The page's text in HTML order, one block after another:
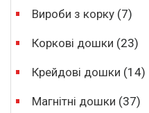
Вироби з корку (7)
Коркові дошки (23)
Крейдові дошки (14)
Магнітні дошки (37)